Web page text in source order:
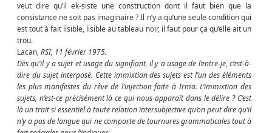
veut dire qu’il ek-siste une construction dont il faut bien que la
consistance ne soit pas imaginaire ? Il n’y a qu’une seule condition qui
est tout à fait lisible, lisible au tableau noir, il faut pour ça qu’elle ait un
trou.
Lacan,RSI, 11 février 1975.
Dès qu’il y a sujet et usage du signifiant, il y a usage de l’entre-je, c’est-à-
dire du sujet interposé. Cette immixtion des sujets est l’un des éléments
les plus manifestes du rêve de l’injection faite à Irma. L’immixtion des
sujets, n’est-ce précisément là ce qui nous apparaît dans le délire ? C’est
là un trait si essentiel à toute relation intersubjective qu’on peut dire qu’il
n’y a pas de langue qui ne comporte de tournures grammaticales tout à